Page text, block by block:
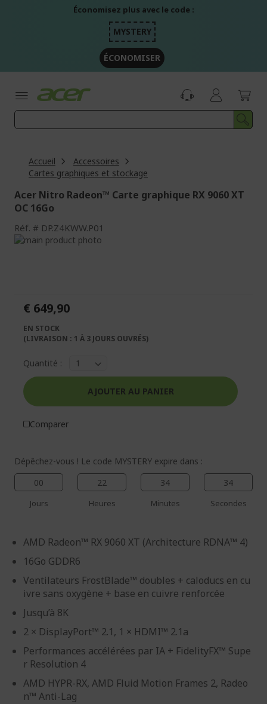
Économisez plus avec le code :
MYSTERY
ÉCONOMISER
Accueil
Accessoires
Cartes graphiques et stockage
Acer Nitro Radeon™ Carte graphique RX 9060 XT
OC 16Go
Réf. DP.Z4KWW.P01
Passer
galerie
d’images
Galerie
d’images
Dépêchez-vous ! Le code MYSTERY expire dans :
00
Jours
22
Heures
34
Minutes
34
Secondes
AMD Radeon™ RX 9060 XT (Architecture RDNA™ 4)
16Go GDDR6
Ventilateurs FrostBlade™ doubles + caloducs en cu
ivre sans oxygène + base en cuivre renforcée
Jusqu’à 8K
2 × DisplayPort™ 2.1, 1 × HDMI™ 2.1a
Performances accélérées par IA + FidelityFX™ Supe
r Resolution 4
AMD HYPR-RX, AMD Fluid Motion Frames 2, Radeo
n™ Anti-Lag
€ 649,90
EN STOCK
(LIVRAISON : 1 À 3 JOURS OUVRÉS)
Quantité :
AJOUTER AU PANIER
Comparer